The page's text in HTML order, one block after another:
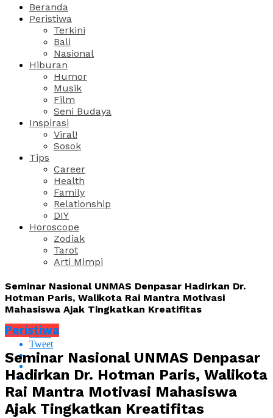
Beranda
Peristiwa
Terkini
Bali
Nasional
Hiburan
Humor
Musik
Film
Seni Budaya
Inspirasi
Viral!
Sosok
Tips
Career
Health
Family
Relationship
DIY
Horoscope
Zodiak
Tarot
Arti Mimpi
Seminar Nasional UNMAS Denpasar Hadirkan Dr.
Hotman Paris, Walikota Rai Mantra Motivasi
Mahasiswa Ajak Tingkatkan Kreatifitas
Share
Tweet
Peristiwa
Seminar Nasional UNMAS Denpasar
Hadirkan Dr. Hotman Paris, Walikota
Rai Mantra Motivasi Mahasiswa
Ajak Tingkatkan Kreatifitas